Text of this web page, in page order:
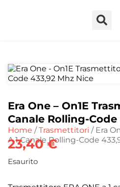
Era One – On1E
Canale Rolling-Code
Home /Trasmettitori / Era
A 1 Canale Rolling-Code
23,40€
Esaurito